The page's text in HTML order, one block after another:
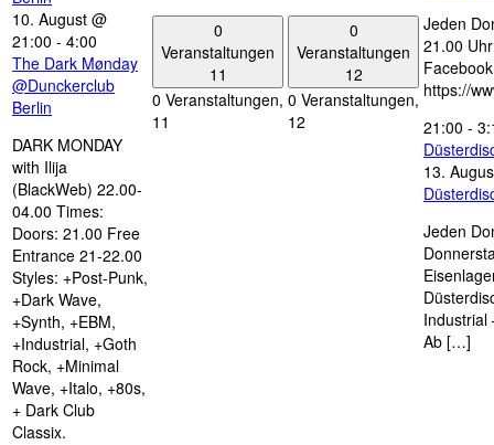
10. August @
21:00 - 4:00
The Dark Mønday
@Dunckerclub
Berlin
DARK MONDAY
with Ilija
(BlackWeb) 22.00-
04.00 Times:
Doors: 21.00 Free
Entrance 21-22.00
Styles: +Post-Punk,
+Dark Wave,
+Synth, +EBM,
+Industrial, +Goth
Rock, +Minimal
Wave, +Italo, +80s,
+ Dark Club
Classix.
0
Veranstaltungen
11
0 Veranstaltungen,
11
0
Veranstaltungen
12
0 Veranstaltungen,
12
Jeden
21.00
https://
21:00 -
13.
Jeden
Industrial
Ab […]